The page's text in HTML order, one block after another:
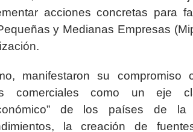
acciones concretas para
y Medianas Empresas
manifestaron su
comerciales como un eje
de los países de la
la creación de